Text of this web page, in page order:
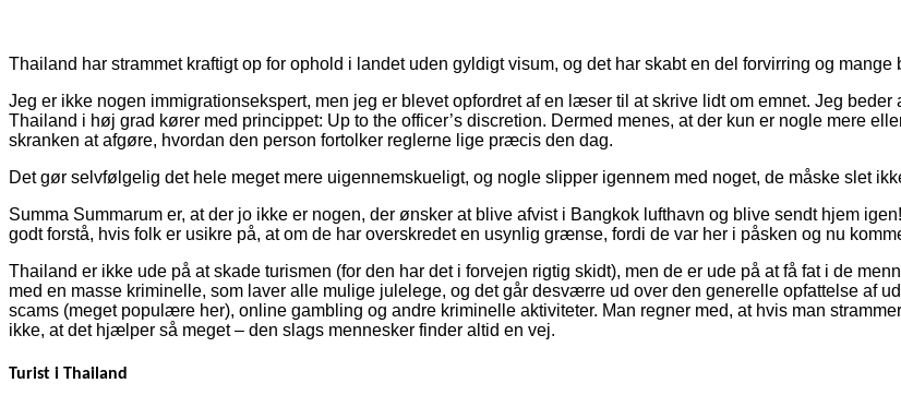
Thailand har strammet kraftigt op for ophold i landet uden gyldigt visum, og det har skabt en del forvirring og mange
Jeg er ikke nogen immigrationsekspert, men jeg er blevet opfordret af en læser til at skrive lidt om emnet. Jeg
Thailand i høj grad kører med princippet: Up to the officer’s discretion. Dermed menes, at der kun er nogle mere
skranken at afgøre, hvordan den person fortolker reglerne lige præcis den dag.
Det gør selvfølgelig det hele meget mere uigennemskueligt, og nogle slipper igennem med noget, de måske slet
Summa Summarum er, at der jo ikke er nogen, der ønsker at blive afvist i Bangkok lufthavn og blive sendt hjem
godt forstå, hvis folk er usikre på, at om de har overskredet en usynlig grænse, fordi de var her i påsken og nu
Thailand er ikke ude på at skade turismen (for den har det i forvejen rigtig skidt), men de er ude på at få fat i de
med en masse kriminelle, som laver alle mulige julelege, og det går desværre ud over den generelle opfattelse af
scams (meget populære her), online gambling og andre kriminelle aktiviteter. Man regner med, at hvis man
ikke, at det hjælper så meget – den slags mennesker finder altid en vej.
Turist i Thailand